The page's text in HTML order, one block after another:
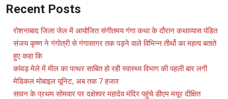
Recent Posts
रोशनाबाद जिला जेल में आयोजित संगीतमय गंगा कथा के दौरान कथाव्यास पंडित
संजय कृष्ण ने गंगोत्री से गंगासागर तक पड़ने वाले विभिन्न तीर्थो का महत्व बताते
हुए कहा कि
कांवड़ मेले में मील का पत्थर साबित हो रही स्वास्थ्य विभाग की पहली बार लगी
मेडिकल मोबाइल यूनिट, अब तक 7 हजार
सावन के प्रथम सोमवार पर दक्षेश्वर महादेव मंदिर पहुंचे डीएम मयूर दीक्षित